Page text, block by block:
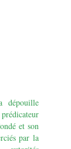
dépouille
et son
par la